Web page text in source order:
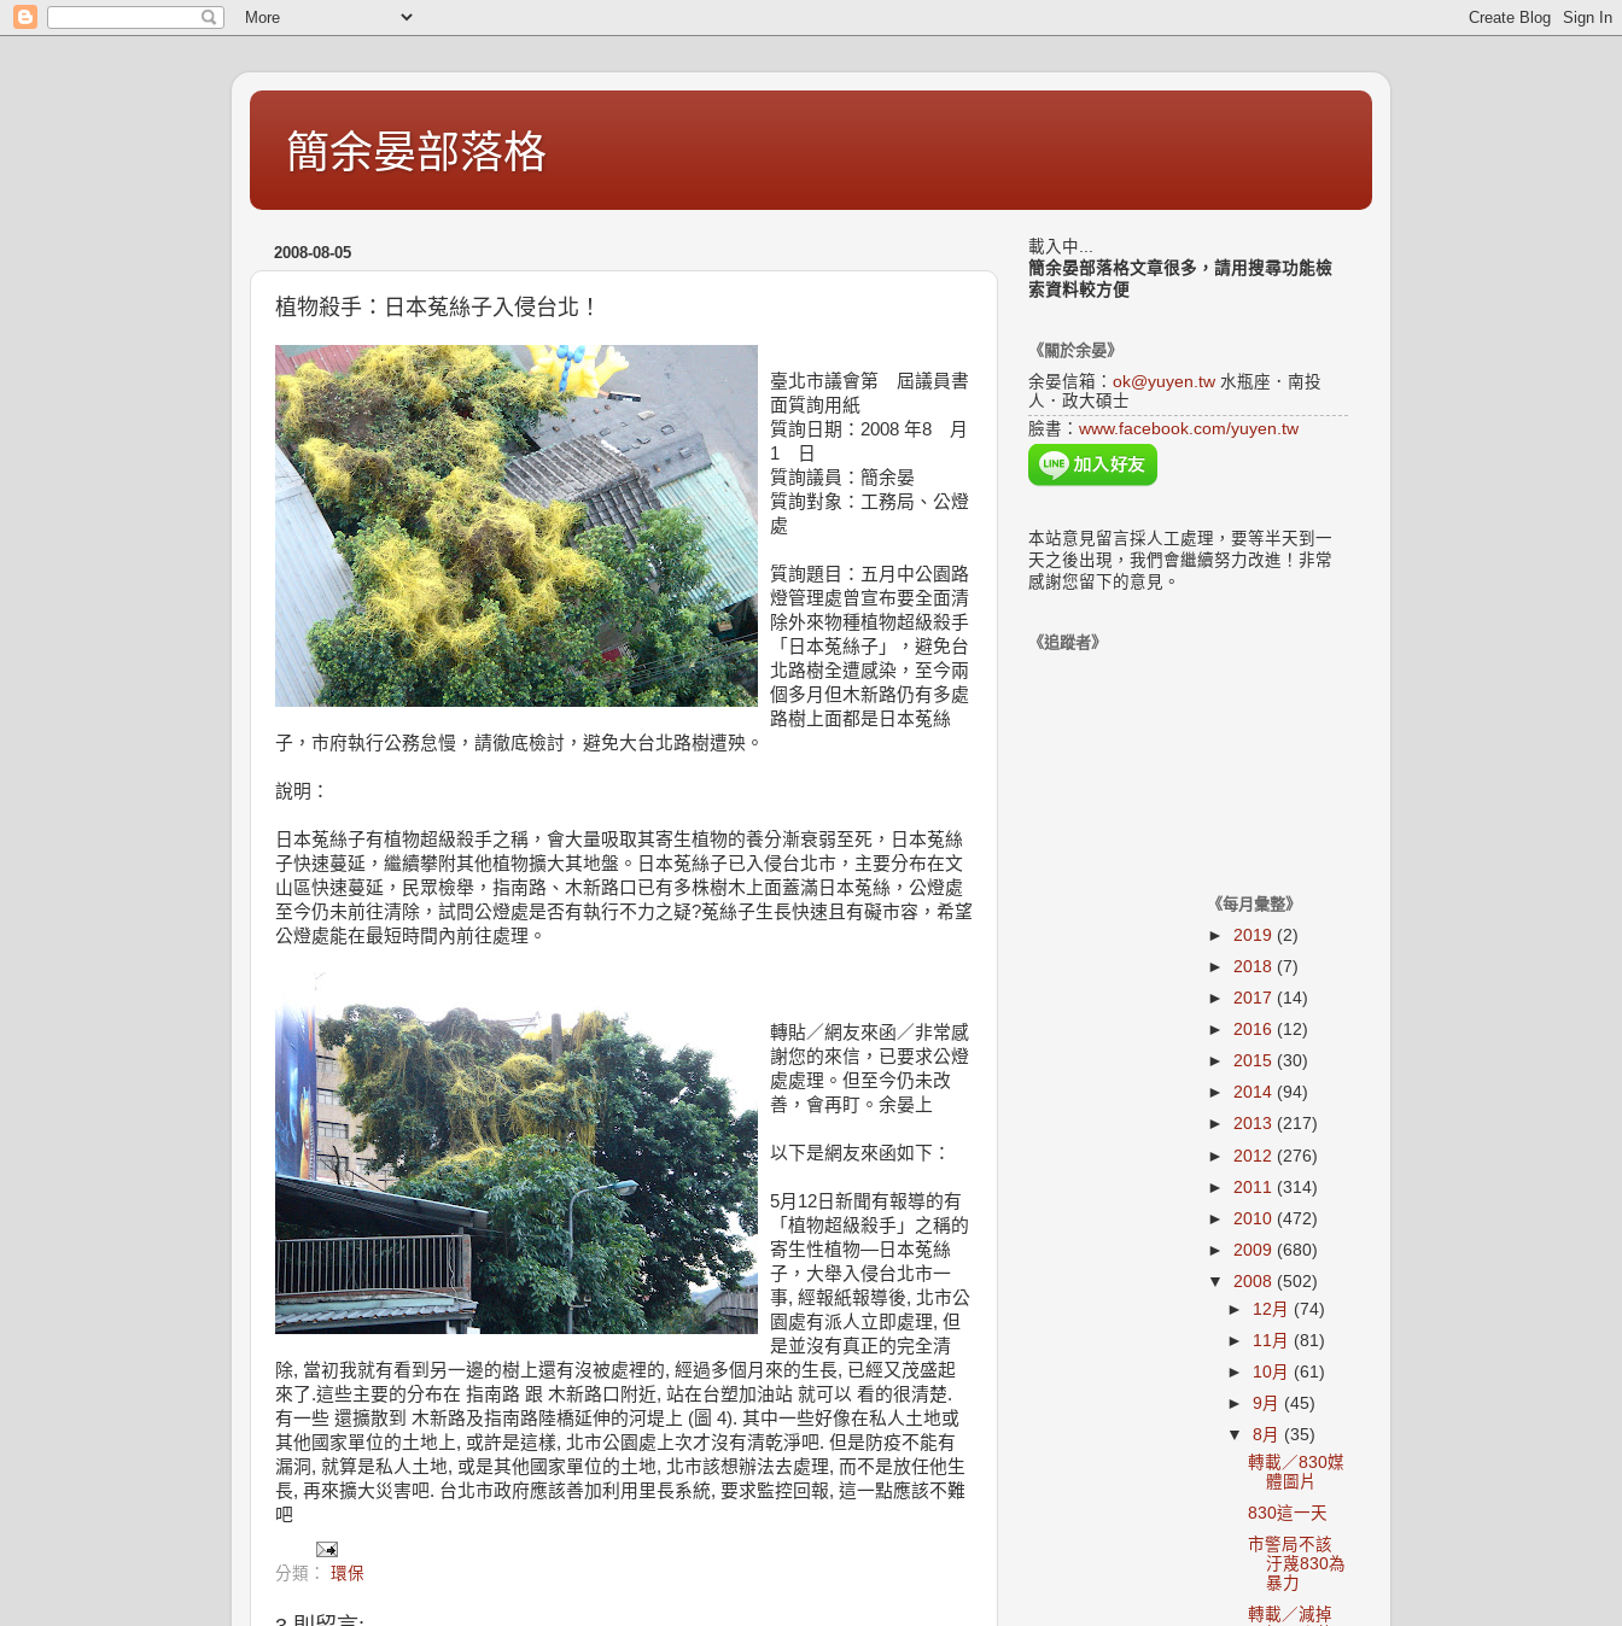
簡余晏部落格
2008-08-05
植物殺手：日本菟絲子入侵台北！
臺北市議會第 屆議員書
面質詢用紙
質詢日期：2008 年8 月
1 日
質詢議員：簡余晏
質詢對象：工務局、公燈
處
質詢題目：五月中公園路
燈管理處曾宣布要全面清
除外來物種植物超級殺手
「日本菟絲子」，避免台
北路樹全遭感染，至今兩
個多月但木新路仍有多處
路樹上面都是日本菟絲
子，市府執行公務怠慢，請徹底檢討，避免大台北路樹遭殃。
說明：
日本菟絲子有植物超級殺手之稱，會大量吸取其寄生植物的養分漸衰弱至死，日本菟絲
子快速蔓延，繼續攀附其他植物擴大其地盤。日本菟絲子已入侵台北市，主要分布在文
山區快速蔓延，民眾檢舉，指南路、木新路口已有多株樹木上面蓋滿日本菟絲，公燈處
至今仍未前往清除，試問公燈處是否有執行不力之疑?菟絲子生長快速且有礙市容，希望
公燈處能在最短時間內前往處理。
轉貼／網友來函／非常感
謝您的來信，已要求公燈
處處理。但至今仍未改
善，會再盯。余晏上
以下是網友來函如下：
5月12日新聞有報導的有
「植物超級殺手」之稱的
寄生性植物—日本菟絲
子，大舉入侵台北市一
事, 經報紙報導後, 北市公
園處有派人立即處理, 但
是並沒有真正的完全清
除, 當初我就有看到另一邊的樹上還有沒被處裡的, 經過多個月來的生長, 已經又茂盛起
來了.這些主要的分布在 指南路 跟 木新路口附近, 站在台塑加油站 就可以 看的很清楚.
有一些 還擴散到 木新路及指南路陸橋延伸的河堤上 (圖 4). 其中一些好像在私人土地或
其他國家單位的土地上, 或許是這樣, 北市公園處上次才沒有清乾淨吧. 但是防疫不能有
漏洞, 就算是私人土地, 或是其他國家單位的土地, 北市該想辦法去處理, 而不是放任他生
長, 再來擴大災害吧. 台北市政府應該善加利用里長系統, 要求監控回報, 這一點應該不難
吧
分類： 環保
載入中...
簡余晏部落格文章很多，請用搜尋功能檢
索資料較方便
《關於余晏》
余晏信箱： ok@yuyen.tw 水瓶座．南投
人．政大碩士
臉書： www.facebook.com/yuyen.tw
本站意見留言採人工處理，要等半天到一
天之後出現，我們會繼續努力改進！非常
感謝您留下的意見。
《追蹤者》
《每月彙整》
► 2019 (2)
► 2018 (7)
► 2017 (14)
► 2016 (12)
► 2015 (30)
► 2014 (94)
► 2013 (217)
► 2012 (276)
► 2011 (314)
► 2010 (472)
► 2009 (680)
▼ 2008 (502)
► 12月 (74)
► 11月 (81)
► 10月 (61)
►9月 (45)
▼8月 (35)
轉載／830媒
體圖片
830這一天
市警局不該
汙蔑830為
暴力
轉載／減掉